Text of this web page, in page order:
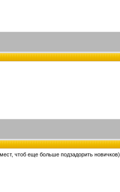
чтоб еще больше подзадорить новичков)